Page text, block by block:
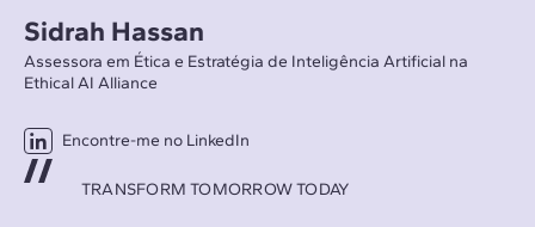
Sidrah Hassan
Assessora em Ética e Estratégia de Inteligência Artificial na
Ethical AI Alliance
Encontre-me no LinkedIn
TRANSFORM TOMORROW TODAY